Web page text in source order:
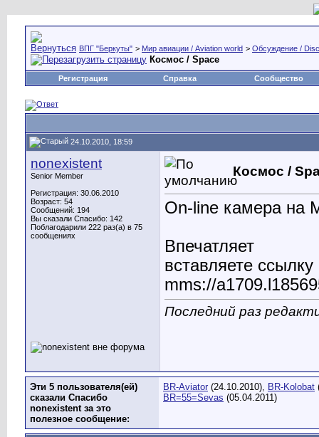
ВПГ "Беркуты" > Мир авиации / Aviation world > Обсуждение /
Космос / Space
Регистрация Справка Сообщество
24.10.2010, 18:59
nonexistent
Senior Member
Регистрация: 30.06.2010
Возраст: 54
Сообщений: 194
Вы сказали Спасибо: 142
Поблагодарили 222 раз(а) в 75
сообщениях
Космос /
On-line камера на
Впечатляет
вставляете
mms://
Последний раз
Эти 5 пользователя(ей)
сказали Спасибо
nonexistent за это
полезное сообщение:
BR-Aviator (24.10.2010), BR-Kolobat
BR=55=Sevas (05.04.2011)